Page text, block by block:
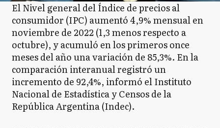
El Nivel general del Índice de precios al
consumidor (IPC) aumentó 4,9% mensual en
noviembre de 2022 (1,3 menos respecto a
octubre), y acumuló en los primeros once
meses del año una variación de 85,3%. En la
comparación interanual registró un
incremento de 92,4%, informó el Instituto
Nacional de Estadística y Censos de la
República Argentina (Indec).